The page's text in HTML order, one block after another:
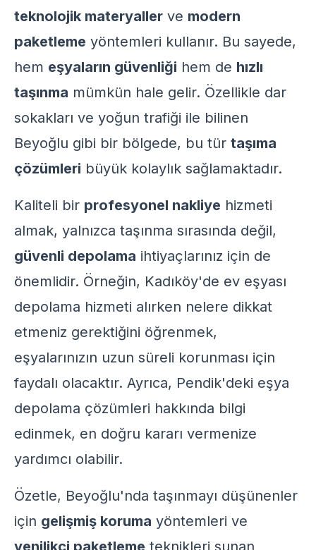
teknolojik materyaller ve modern
paketleme yöntemleri kullanır. Bu sayede,
hem eşyaların güvenliği hem de hızlı
taşınma mümkün hale gelir. Özellikle dar
sokakları ve yoğun trafiği ile bilinen
Beyoğlu gibi bir bölgede, bu tür taşıma
çözümleri büyük kolaylık sağlamaktadır.
Kaliteli bir profesyonel nakliye hizmeti
almak, yalnızca taşınma sırasında değil,
güvenli depolama ihtiyaçlarınız için de
önemlidir. Örneğin, Kadıköy'de ev eşyası
depolama hizmeti alırken nelere dikkat
etmeniz gerektiğini öğrenmek,
eşyalarınızın uzun süreli korunması için
faydalı olacaktır. Ayrıca, Pendik'deki eşya
depolama çözümleri hakkında bilgi
edinmek, en doğru kararı vermenize
yardımcı olabilir.
Özetle, Beyoğlu'nda taşınmayı düşünenler
için gelişmiş koruma yöntemleri ve
yenilikçi paketleme teknikleri sunan